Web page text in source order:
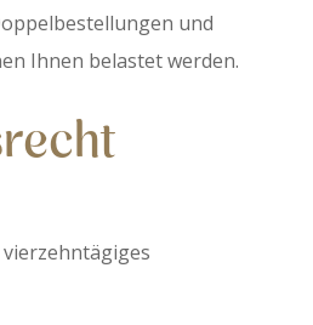
und
Ihnen belastet werden.